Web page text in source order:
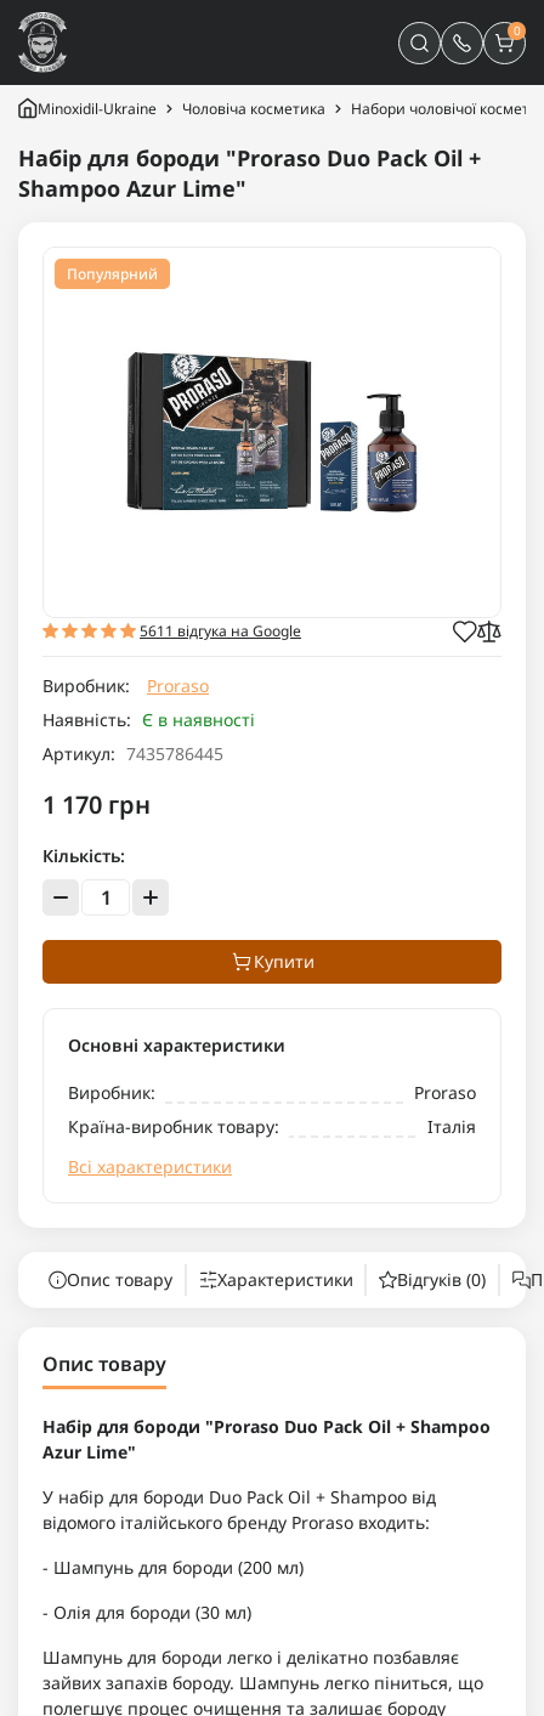
0
Minoxidil-Ukraine Чоловіча косметика Набори чоловічої
Набір для бороди "Proraso Duo Pack Oil +
Shampoo Azur Lime"
Популярний
5611 відгука на Google
Виробник:
Proraso
Наявність: Є в наявності
Артикул: 7435786445
1 170 грн
Кількість:
Купити
Основні характеристики
Виробник:
Proraso
Країна-виробник товару:
Італія
Всі характеристики
Опис товару Характеристики Відгуків (0)
Опис товару
Набір для бороди "Proraso Duo Pack Oil + Shampoo
Azur Lime"
У набір для бороди Duo Pack Oil + Shampoo від
відомого італійського бренду Proraso входить:
- Шампунь для бороди (200 мл)
- Олія для бороди (30 мл)
Шампунь для бороди легко і делікатно позбавляє
зайвих запахів бороду. Шампунь легко піниться, що
полегшує процес очищення та залишає бороду